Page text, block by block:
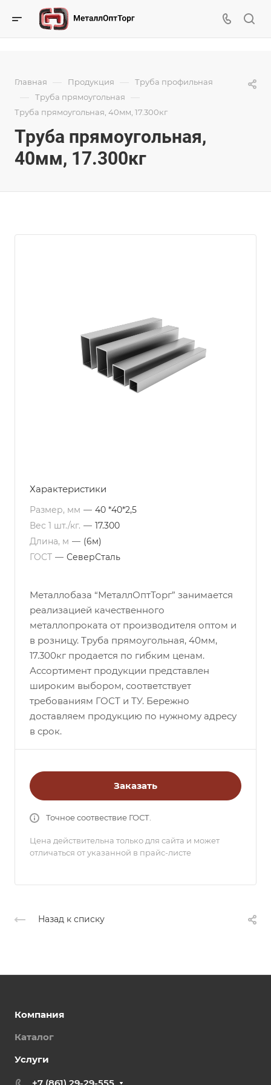
Главная — Продукция — Труба профильная
— Труба прямоугольная —
Труба прямоугольная, 40мм, 17.300кг
Труба прямоугольная,
40мм, 17.300кг
Характеристики
Размер, мм — 40 *40*2,5
Вес 1 шт./кг. — 17.300
Длина, м — (6м)
ГОСТ — СеверСталь
Металлобаза “МеталлОптТорг” занимается
реализацией качественного
металлопроката от производителя оптом и
в розницу. Труба прямоугольная, 40мм,
17.300кг продается по гибким ценам.
Ассортимент продукции представлен
широким выбором, соответствует
требованиям ГОСТ и ТУ. Бережно
доставляем продукцию по нужному адресу
в срок.
Заказать
Точное соотвествие ГОСТ.
Цена действительна только для сайта и может
отличаться от указанной в прайс-листе
Назад к списку
Компания
Каталог
Услуги